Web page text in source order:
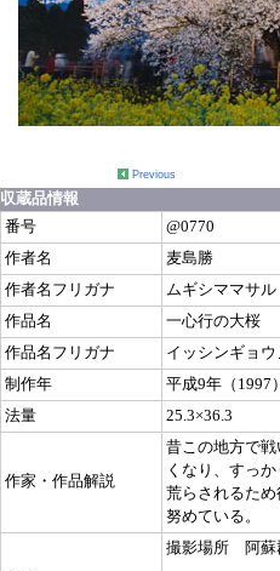
Previous
収蔵品情報
番号
@0770
作者名
麦島勝
作者名フリガナ
ムギシママサル
作品名
一心行の大桜
作品名フリガナ
イッシンギョ
制作年
平成9年（1997
法量
25.3×36.3
作家・作品解説
昔この地方で
くなり、すっ
荒らされるた
努めている。
撮影場所 阿蘇